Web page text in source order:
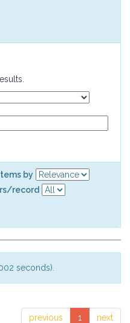
by
record
seconds).
previous 1 next